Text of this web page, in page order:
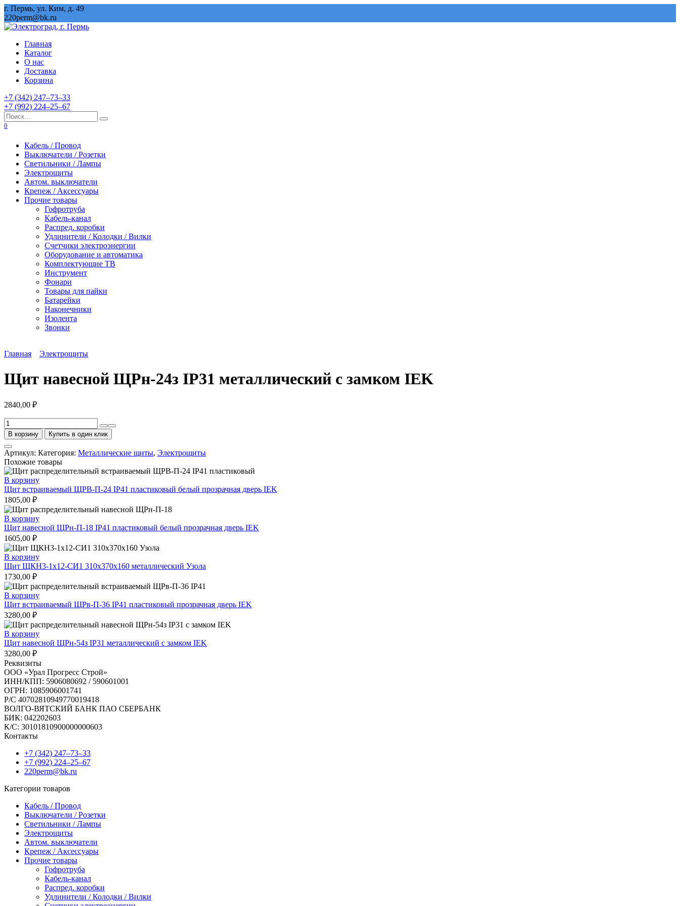
Перейти
к
содержанию
г. Пермь, ул. Ким, д. 49
220perm@bk.ru
Главная
Каталог
О нас
Доставка
Корзина
+7 (342) 247‒73‒33
+7 (992) 224‒25‒67
Search
for:
0
Кабель / Провод
Выключатели / Розетки
Светильники / Лампы
Электрощиты
Автом. выключатели
Крепеж / Аксессуары
Прочие товары
Гофротруба
Кабель-канал
Распред. коробки
Удлинители / Колодки / Вилки
Счетчики электроэнергии
Оборудование и автоматика
Комплектующие ТВ
Инструмент
Фонари
Товары для пайки
Батарейки
Наконечники
Изолента
Звонки
Главная Электрощиты
Щит навесной ЩРн-24з IP31 металлический с замком IEK
2840,00 ₽
Количество
товара
Щит
навесной
ЩРн-24з
IP31
металлический
с
замком
IEK
В корзину Купить в один клик
Артикул: Категория: Металлические щиты, Электрощиты
Похожие товары
В корзину
Щит встраиваемый ЩРВ-П-24 IP41 пластиковый белый прозрачная дверь IEK
1805,00 ₽
В корзину
Щит навесной ЩРн-П-18 IP41 пластиковый белый прозрачная дверь IEK
1605,00 ₽
В корзину
Щит ЩКН3-1х12-СИ1 310х370х160 металлический Узола
1730,00 ₽
В корзину
Щит встраиваемый ЩРв-П-36 IP41 пластиковый прозрачная дверь IEK
3280,00 ₽
В корзину
Щит навесной ЩРн-54з IP31 металлический с замком IEK
3280,00 ₽
Реквизиты
ООО «Урал Прогресс Строй»
ИНН/КПП: 5906080692 / 590601001
ОГРН: 1085906001741
Р/C 40702810949770019418
ВОЛГО-ВЯТСКИЙ БАНК ПАО СБЕРБАНК
БИК: 042202603
К/С: 30101810900000000603
Контакты
+7 (342) 247‒73‒33
+7 (992) 224‒25‒67
220perm@bk.ru
Категории товаров
Кабель / Провод
Выключатели / Розетки
Светильники / Лампы
Электрощиты
Автом. выключатели
Крепеж / Аксессуары
Прочие товары
Гофротруба
Кабель-канал
Распред. коробки
Удлинители / Колодки / Вилки